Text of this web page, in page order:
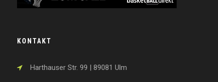
KONTAKT
Harthauser Str. 99 | 89081 Ulm